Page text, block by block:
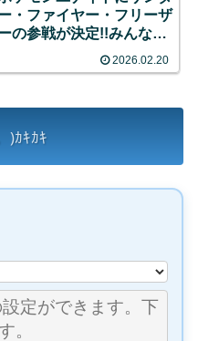
・ファイヤー・フリーザ
の参戦が決定!!みんなの
2026.02.20
)ｶｷｶｷ